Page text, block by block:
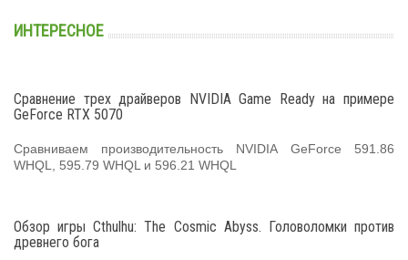
ИНТЕРЕСНОЕ
Сравнение трех драйверов NVIDIA Game Ready на примере
GeForce RTX 5070
Сравниваем производительность NVIDIA GeForce 591.86
WHQL, 595.79 WHQL и 596.21 WHQL
Обзор игры Cthulhu: The Cosmic Abyss. Головоломки против
древнего бога